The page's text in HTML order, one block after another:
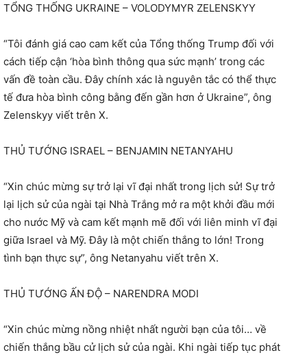
TỔNG THỐNG UKRAINE – VOLODYMYR ZELENSKYY
“Tôi đánh giá cao cam kết của Tổng thống Trump đối với
cách tiếp cận ‘hòa bình thông qua sức mạnh’ trong các
vấn đề toàn cầu. Đây chính xác là nguyên tắc có thể thực
tế đưa hòa bình công bằng đến gần hơn ở Ukraine”, ông
Zelenskyy viết trên X.
THỦ TƯỚNG ISRAEL – BENJAMIN NETANYAHU
“Xin chúc mừng sự trở lại vĩ đại nhất trong lịch sử! Sự trở
lại lịch sử của ngài tại Nhà Trắng mở ra một khởi đầu mới
cho nước Mỹ và cam kết mạnh mẽ đối với liên minh vĩ đại
giữa Israel và Mỹ. Đây là một chiến thắng to lớn! Trong
tình bạn thực sự”, ông Netanyahu viết trên X.
THỦ TƯỚNG ẤN ĐỘ – NARENDRA MODI
“Xin chúc mừng nồng nhiệt nhất người bạn của tôi… về
chiến thắng bầu cử lịch sử của ngài. Khi ngài tiếp tục phát